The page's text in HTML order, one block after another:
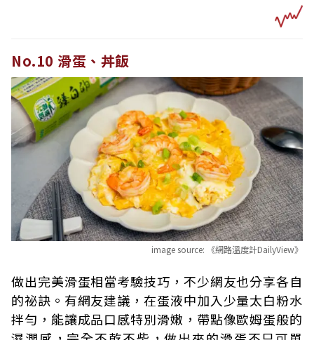
No.10 滑蛋、丼飯
image source: 《網路溫度計DailyView》
做出完美滑蛋相當考驗技巧，不少網友也分享各自
的祕訣。有網友建議，在蛋液中加入少量太白粉水
拌勻，能讓成品口感特別滑嫩，帶點像歐姆蛋般的